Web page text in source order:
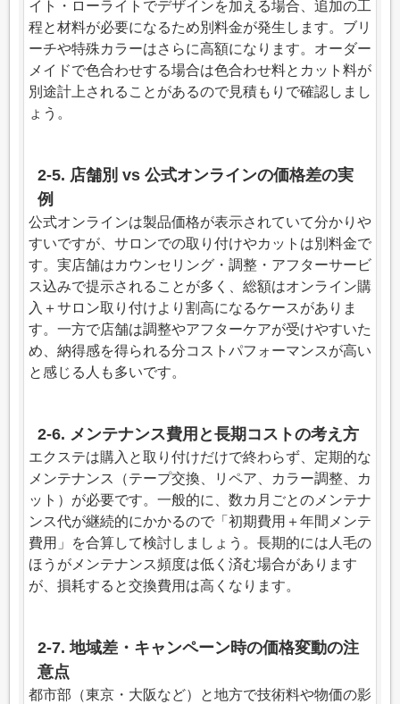
イト・ローライトでデザインを加える場合、追加の工
程と材料が必要になるため別料金が発生します。ブリ
ーチや特殊カラーはさらに高額になります。オーダー
メイドで色合わせする場合は色合わせ料とカット料が
別途計上されることがあるので見積もりで確認しまし
ょう。
2-5. 店舗別 vs 公式オンラインの価格差の実
例
公式オンラインは製品価格が表示されていて分かりや
すいですが、サロンでの取り付けやカットは別料金で
す。実店舗はカウンセリング・調整・アフターサービ
ス込みで提示されることが多く、総額はオンライン購
入＋サロン取り付けより割高になるケースがありま
す。一方で店舗は調整やアフターケアが受けやすいた
め、納得感を得られる分コストパフォーマンスが高い
と感じる人も多いです。
2-6. メンテナンス費用と長期コストの考え方
エクステは購入と取り付けだけで終わらず、定期的な
メンテナンス（テープ交換、リペア、カラー調整、カ
ット）が必要です。一般的に、数カ月ごとのメンテナ
ンス代が継続的にかかるので「初期費用＋年間メンテ
費用」を合算して検討しましょう。長期的には人毛の
ほうがメンテナンス頻度は低く済む場合があります
が、損耗すると交換費用は高くなります。
2-7. 地域差・キャンペーン時の価格変動の注
意点
都市部（東京・大阪など）と地方で技術料や物価の影